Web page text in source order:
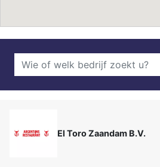
El Toro Zaandam B.V.